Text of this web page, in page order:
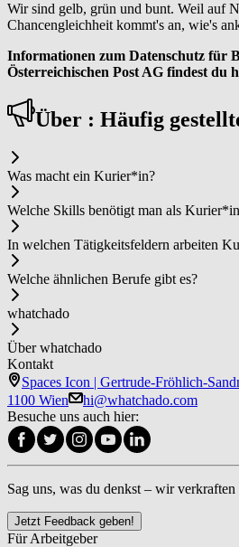
Wir sind gelb, grün und bunt. Weil auf
Chancengleichheit kommt's an, wie's
Informationen zum Datenschutz für
Österreichischen Post AG findest du
Über : Häufig
Was macht ein Ku­rier*in?
Welche Skills benötigt man als
In welchen Tätigkeitsfeldern arbeiten
Welche ähnlichen Berufe gibt es?
whatchado
Über whatchado
Kontakt
Spaces Icon | Gertrude-Fröhlich-
1100 Wien
hi@whatchado.com
Besuche uns auch hier:
Sag uns, was du denkst – wir verkraften
Jetzt Feedback geben!
Für Arbeitgeber